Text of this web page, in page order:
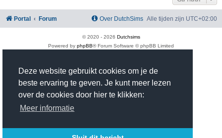
Deze website gebruikt cookies om je de
beste ervaring te geven. Je kunt meer lezen
over de cookies door hier te klikken:
Meer informatie
Portal Forum Alle tijden zijn UTC+02:00
Over DutchSims
© 2020 - 2026 Dutchsims
Powered by phpBB® Forum Software © phpBB Limited
Privacy
|Gebruikersvoorwaarden
Time: 0.388s| Peak Memory Usage: 2.93 MiB | GZIP: On |Queries: 18